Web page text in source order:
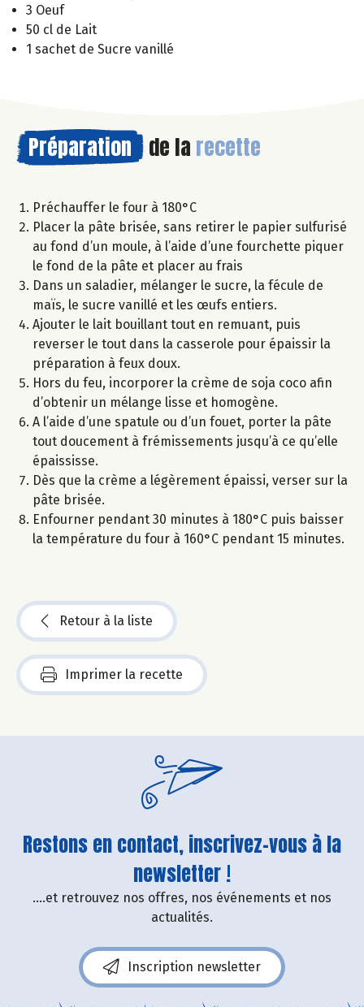
3 Oeuf
50 cl de Lait
1 sachet de Sucre vanillé
Préparation de la recette
Préchauffer le four à 180°C
Placer la pâte brisée, sans retirer le papier sulfurisé
au fond d’un moule, à l’aide d’une fourchette piquer
le fond de la pâte et placer au frais
Dans un saladier, mélanger le sucre, la fécule de
maïs, le sucre vanillé et les œufs entiers.
Ajouter le lait bouillant tout en remuant, puis
reverser le tout dans la casserole pour épaissir la
préparation à feux doux.
Hors du feu, incorporer la crème de soja coco afin
d’obtenir un mélange lisse et homogène.
A l’aide d’une spatule ou d’un fouet, porter la pâte
tout doucement à frémissements jusqu’à ce qu’elle
épaississe.
Dès que la crème a légèrement épaissi, verser sur la
pâte brisée.
Enfourner pendant 30 minutes à 180°C puis baisser
la température du four à 160°C pendant 15 minutes.
Retour à la liste
Imprimer la recette
Restons en contact, inscrivez-vous à la
newsletter !
....et retrouvez nos offres, nos événements et nos
actualités.
Inscription newsletter